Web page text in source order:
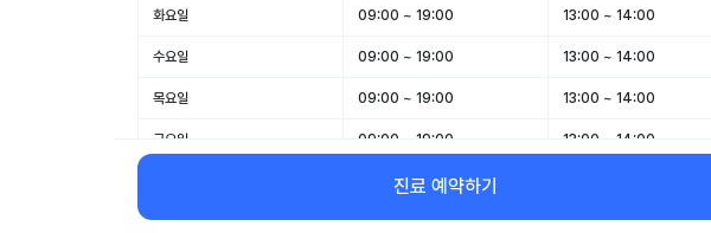
화요일 09:00 ~ 19:00 13:00 ~ 14:00
수요일 09:00 ~ 19:00 13:00 ~ 14:00
목요일 09:00 ~ 19:00 13:00 ~ 14:00
금요일 09:00 ~ 19:00 13:00 ~ 14:00
09:00 ~ 14:00
일요일 휴무 -
진료 예약하기